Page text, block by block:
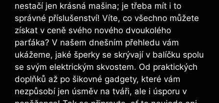
nestačí jen krásná mašina; je třeba mít i to
správné příslušenství! Víte, co všechno můžete
získat v ceně svého nového dvoukolého
parťáka? V našem dnešním přehledu vám
ukážeme, jaké šperky se skrývají v balíčku spolu
se svým elektrickým skvostem. Od praktických
doplňků až po šikovné gadgety, které vám
nezpůsobí jen úsměv na tváři, ale i úsporu v